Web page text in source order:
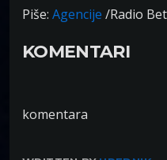
Piše: Agencije /Radio Bet
KOMENTARI
komentara